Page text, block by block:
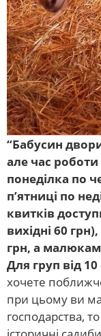
“Бабусин
але час роботи
понеділка по
п’ятниці по
квитків
вихідні 60
грн, а
Для груп від
хочете
при цьому ви
господарства,